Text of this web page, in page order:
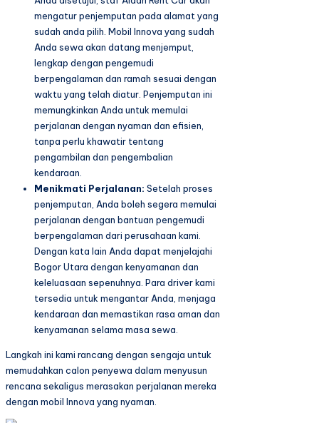
mengatur penjemputan pada alamat yang
sudah anda pilih. Mobil Innova yang sudah
Anda sewa akan datang menjemput,
lengkap dengan pengemudi
berpengalaman dan ramah sesuai dengan
waktu yang telah diatur. Penjemputan ini
memungkinkan Anda untuk memulai
perjalanan dengan nyaman dan efisien,
tanpa perlu khawatir tentang
pengambilan dan pengembalian
kendaraan.
Menikmati Perjalanan: Setelah proses
penjemputan, Anda boleh segera memulai
perjalanan dengan bantuan pengemudi
berpengalaman dari perusahaan kami.
Dengan kata lain Anda dapat menjelajahi
Bogor Utara dengan kenyamanan dan
keleluasaan sepenuhnya. Para driver kami
tersedia untuk mengantar Anda, menjaga
kendaraan dan memastikan rasa aman dan
kenyamanan selama masa sewa.
Langkah ini kami rancang dengan sengaja untuk
memudahkan calon penyewa dalam menyusun
rencana sekaligus merasakan perjalanan mereka
dengan mobil Innova yang nyaman.